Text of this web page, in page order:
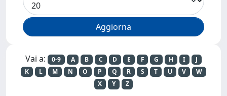
Vai a: 0-9 A B C D E F G H I
J
K
L M N O P Q R S T U V
W
X
Y Z